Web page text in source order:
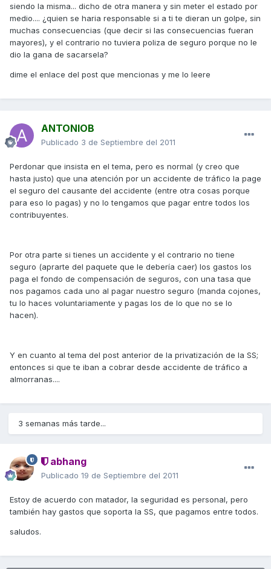
siendo la misma... dicho de otra manera y sin meter el estado por
medio.... ¿quien se haria responsable si a ti te dieran un golpe, sin
muchas consecuencias (que decir si las consecuencias fueran
mayores), y el contrario no tuviera poliza de seguro porque no le
dio la gana de sacarsela?
dime el enlace del post que mencionas y me lo leere
ANTONIOB
Publicado 3 de Septiembre del 2011
Perdonar que insista en el tema, pero es normal (y creo que
hasta justo) que una atención por un accidente de tráfico la page
el seguro del causante del accidente (entre otra cosas porque
para eso lo pagas) y no lo tengamos que pagar entre todos los
contribuyentes.
Por otra parte si tienes un accidente y el contrario no tiene
seguro (aprarte del paquete que le debería caer) los gastos los
paga el fondo de compensación de seguros, con una tasa que
nos pagamos cada uno al pagar nuestro seguro (manda cojones,
tu lo haces voluntariamente y pagas los de lo que no se lo
hacen).
Y en cuanto al tema del post anterior de la privatización de la SS;
entonces si que te iban a cobrar desde accidente de tráfico a
almorranas....
3 semanas más tarde...
abhang
Publicado 19 de Septiembre del 2011
Estoy de acuerdo con matador, la seguridad es personal, pero
también hay gastos que soporta la SS, que pagamos entre todos.
saludos.